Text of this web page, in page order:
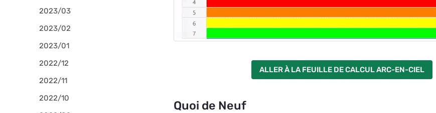
2023/03
2023/02
2023/01
2022/12
2022/11
2022/10
ALLER À LA FEUILLE DE CALCUL ARC-EN-CIEL
Quoi de Neuf